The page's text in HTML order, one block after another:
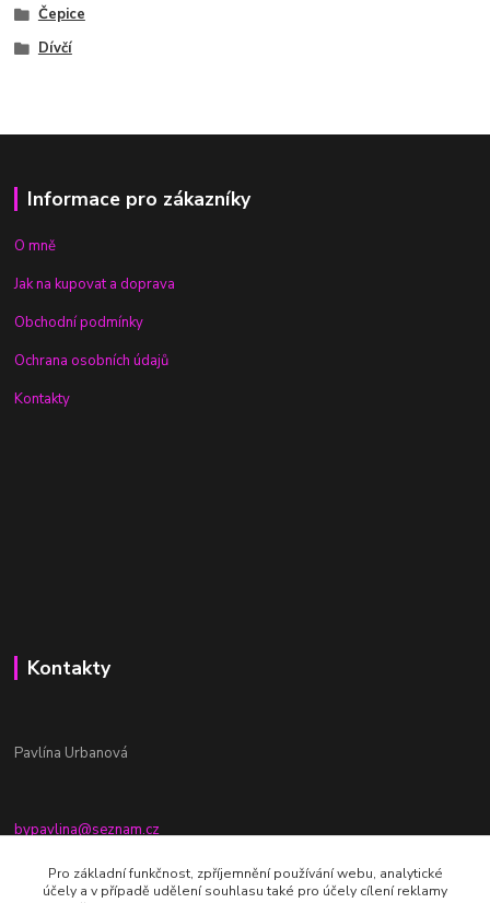
Čepice
Dívčí
Informace pro zákazníky
O mně
Jak na kupovat a doprava
Obchodní podmínky
Ochrana osobních údajů
Kontakty
Kontakty
Pavlína Urbanová
bypavlina@seznam.cz
+420774917196
Pro základní funkčnost, zpříjemnění používání webu, analytické
účely a v případě udělení souhlasu také pro účely cílení reklamy